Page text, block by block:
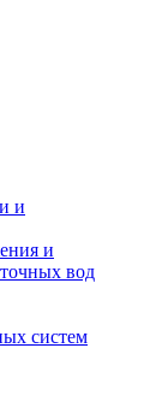
и
и
вод
систем